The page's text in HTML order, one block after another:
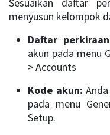
menyusun kelompok
Daftar
akun pada menu
> Accounts
Kode akun:
pada menu
Setup.